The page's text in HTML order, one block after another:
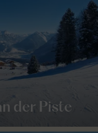
der Piste